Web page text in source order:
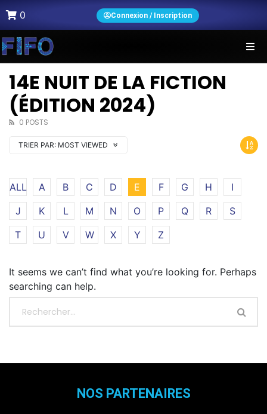
0 Connexion / Inscription
14E NUIT DE LA FICTION
(ÉDITION 2024)
0 POSTS
TRIER PAR: MOST VIEWED
ALL A B C D E F G H
I
J
K L M N O P Q R
S
T
U V W X Y Z
It seems we can’t find what you’re looking for. Perhaps
searching can help.
NOS PARTENAIRES